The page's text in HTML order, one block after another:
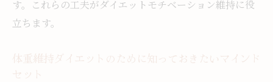
す。これらの工夫がダイエットモチベーション維持に役
立ちます。
体重維持ダイエットのために知っておきたいマインド
セット